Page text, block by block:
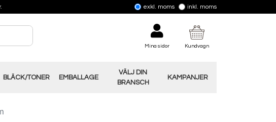
exkl. moms inkl. moms
Mina sidor Kundvagn
BLÄCK/TONER EMBALLAGE
VÄLJ DIN
BRANSCH
KAMPANJER